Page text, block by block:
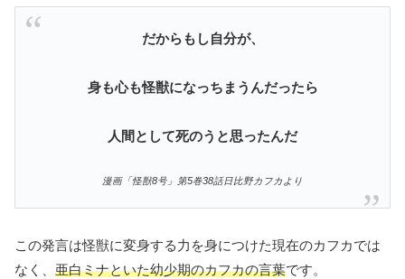
だからもし自分が、
身も心も怪獣になっちまうんだったら
人間として死のうと思ったんだ
漫画「怪獣8号」第5巻38話日比野カフカより
この発言は怪獣に変身する力を身につけた現在のカフカでは
なく、 亜白ミナといた幼少期のカフカの言葉です。